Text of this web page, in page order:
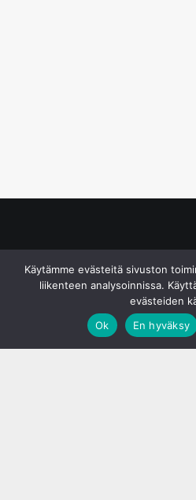
Käytämme evästeitä sivuston
liikenteen analysoinnissa.
evästeiden
Ok
En hyväksy